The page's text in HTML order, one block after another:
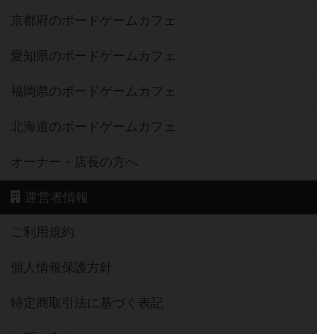
京都府のボードゲームカフェ
愛知県のボードゲームカフェ
福岡県のボードゲームカフェ
北海道のボードゲームカフェ
オーナー・店長の方へ
運営者情報
ご利用規約
個人情報保護方針
特定商取引法に基づく表記